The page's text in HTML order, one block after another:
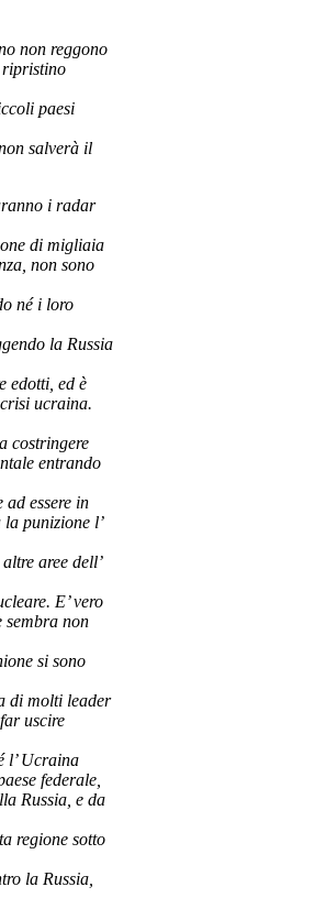
non reggono
ripristino
paesi
salverà il
i radar
di migliaia
non sono
né i loro
la Russia
edotti, ed è
ucraina.
costringere
entrando
essere in
punizione l’
aree dell’
E’ vero
sembra non
si sono
di molti leader
uscire
l’ Ucraina
federale,
Russia, e da
regione sotto
la Russia,